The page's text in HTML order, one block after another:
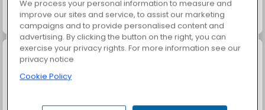
Solitaire Social Trollface Quest: USA 2
We process your personal information to measure and
improve our sites and service, to assist our marketing
campaigns and to provide personalised content and
advertising. By clicking the button on the right, you can
exercise your privacy rights. For more information see our
privacy notice
Cookie Policy